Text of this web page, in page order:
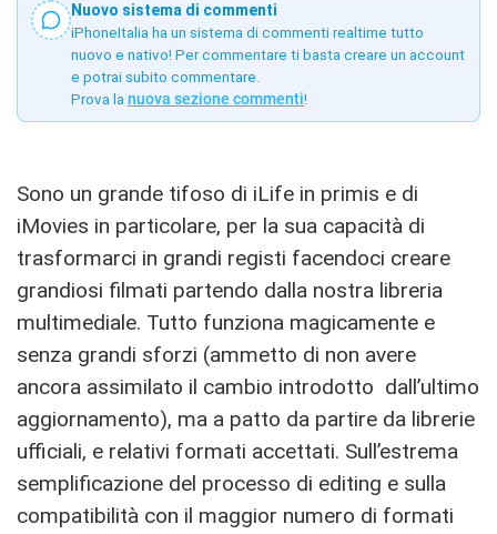
Nuovo sistema di commenti
iPhoneItalia ha un sistema di commenti realtime tutto
nuovo e nativo! Per commentare ti basta creare un account
e potrai subito commentare.
Prova la nuova sezione commenti!
Sono un grande tifoso di iLife in primis e di
iMovies in particolare, per la sua capacità di
trasformarci in grandi registi facendoci creare
grandiosi filmati partendo dalla nostra libreria
multimediale. Tutto funziona magicamente e
senza grandi sforzi (ammetto di non avere
ancora assimilato il cambio introdotto dall’ultimo
aggiornamento), ma a patto da partire da librerie
ufficiali, e relativi formati accettati. Sull’estrema
semplificazione del processo di editing e sulla
compatibilità con il maggior numero di formati